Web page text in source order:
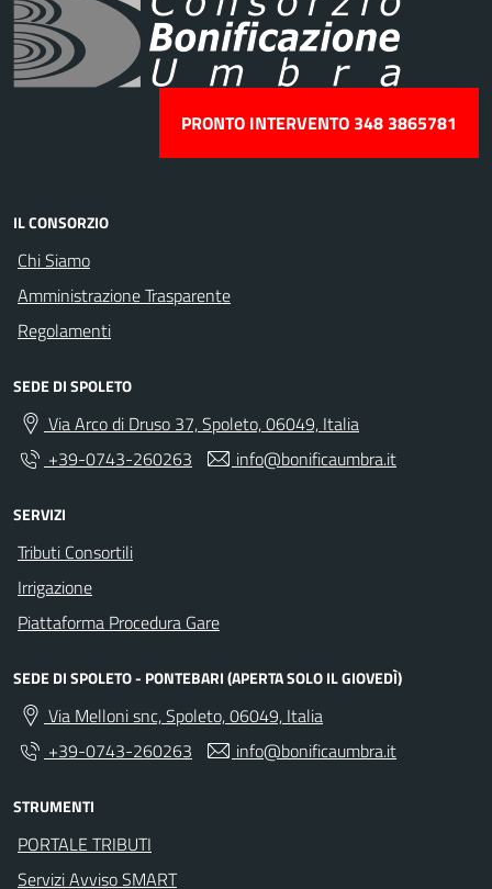
PRONTO INTERVENTO 348 3865781
IL CONSORZIO
Chi Siamo
Amministrazione Trasparente
Regolamenti
SEDE DI SPOLETO
Via Arco di Druso 37, Spoleto, 06049, Italia
+39-0743-260263
info@bonificaumbra.it
SERVIZI
Tributi Consortili
Irrigazione
Piattaforma Procedura Gare
SEDE DI SPOLETO - PONTEBARI (APERTA SOLO IL GIOVEDÌ)
Via Melloni snc, Spoleto, 06049, Italia
+39-0743-260263
info@bonificaumbra.it
STRUMENTI
PORTALE TRIBUTI
Servizi Avviso SMART